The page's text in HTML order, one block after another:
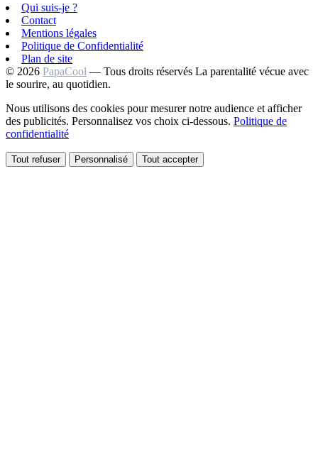
Qui suis-je ?
Contact
Mentions légales
Politique de Confidentialité
Plan de site
© 2026 PapaCool — Tous droits réservés La parentalité vécue avec
le sourire, au quotidien.
Nous utilisons des cookies pour mesurer notre audience et afficher
des publicités. Personnalisez vos choix ci-dessous. Politique de
confidentialité
Tout refuser Personnalisé Tout accepter